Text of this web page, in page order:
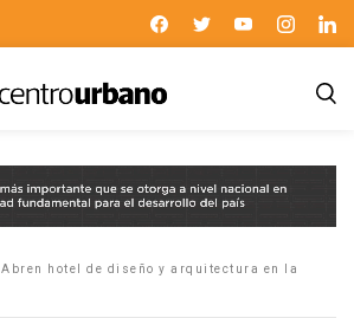
Abren hotel de diseño y arquitectura en la